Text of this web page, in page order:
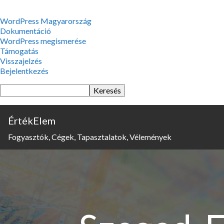
WordPress,
a
csodás
WordPress Magyarország
Dokumentáció
WordPress megismerése
Támogatás
Visszajelzés
Bejelentkezés
Keresés
ÉrtékElem
Fogyasztók, Cégek, Tapasztalatok, Vélemények